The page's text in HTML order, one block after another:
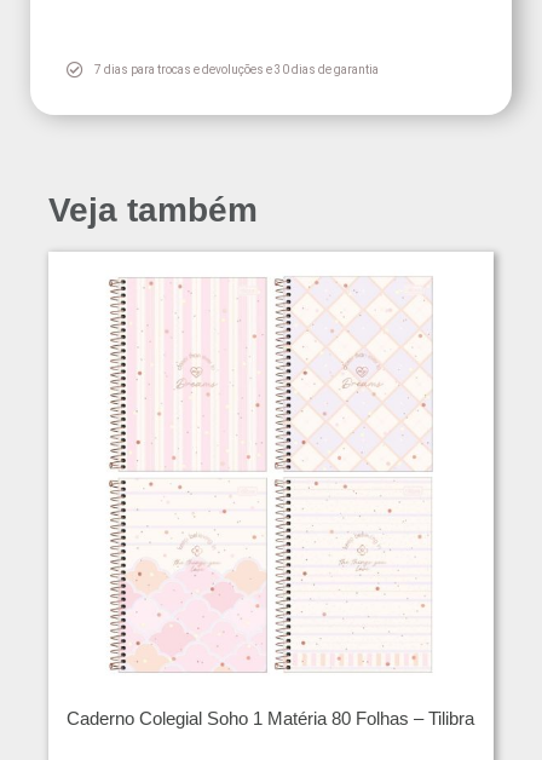
7 dias para trocas e devoluções e 30 dias de garantia
Veja também
Caderno Colegial Soho 1 Matéria 80 Folhas – Tilibra